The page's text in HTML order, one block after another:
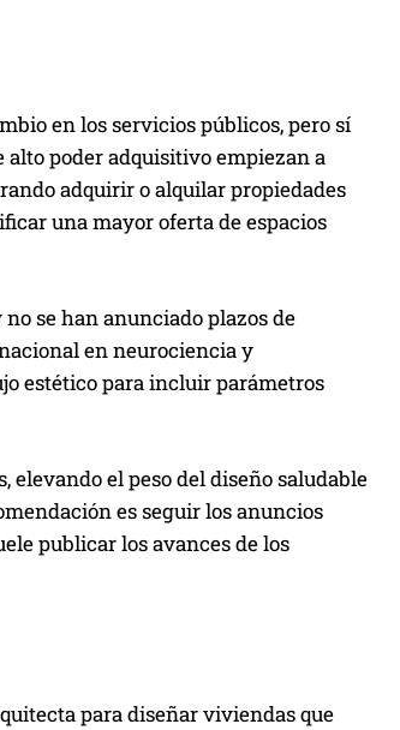
en los servicios públicos, pero sí
poder adquisitivo empiezan a
adquirir o alquilar propiedades
una mayor oferta de espacios
se han anunciado plazos de
en neurociencia y
estético para incluir parámetros
el peso del diseño saludable
es seguir los anuncios
publicar los avances de los
para diseñar viviendas que